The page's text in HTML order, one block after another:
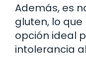
Además, es
gluten, lo
opción ideal
intolerancia